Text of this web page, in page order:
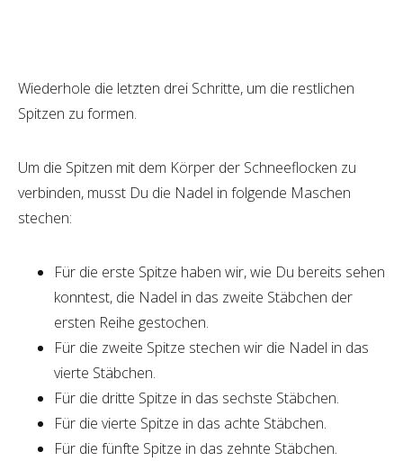
Wiederhole die letzten drei Schritte, um die restlichen
Spitzen zu formen.
Um die Spitzen mit dem Körper der Schneeflocken zu
verbinden, musst Du die Nadel in folgende Maschen
stechen:
Für die erste Spitze haben wir, wie Du bereits sehen
konntest, die Nadel in das zweite Stäbchen der
ersten Reihe gestochen.
Für die zweite Spitze stechen wir die Nadel in das
vierte Stäbchen.
Für die dritte Spitze in das sechste Stäbchen.
Für die vierte Spitze in das achte Stäbchen.
Für die fünfte Spitze in das zehnte Stäbchen.